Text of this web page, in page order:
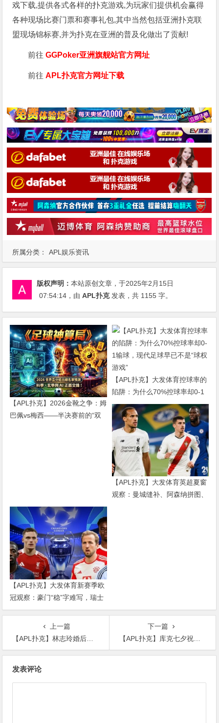
所属分类： APL娱乐资讯
戏下载,提供各式各样的扑克游戏,为玩家们提供机会赢得
各种现场比赛门票和赛事礼包,其中当然包括亚洲扑克联
盟现场锦标赛,并为扑克在亚洲的普及化做出了贡献!
前往GGPoker亚洲旗舰站官方网址
前往APL扑克官方网址下载
版权声明：本站原创文章，于2025年2月15日
07:54:14 ，由APL扑克发表，共 1155 字。
【APL扑克】2026金靴之争：姆
巴佩vs梅西——半决赛前的“双
【APL扑克】大发体育控球率的
陷阱：为什么70%控球率却0-1
输球，现代足球早已不是“球权
游戏”
【APL扑克】大发体育英超夏窗
观察：曼城缝补、阿森纳拼图、
【APL扑克】大发体育新赛季欧
冠观察：豪门“稳”字难写，瑞士
轮赛制让每一场都变成生死
上一篇
【APL扑克】林志玲婚后和老公首次合体, 老公Akira拄拐杖疑似受伤
下一篇
【APL扑克】库克七夕祝福都不忘推销, 库克是谁为何如此敬业
发表评论